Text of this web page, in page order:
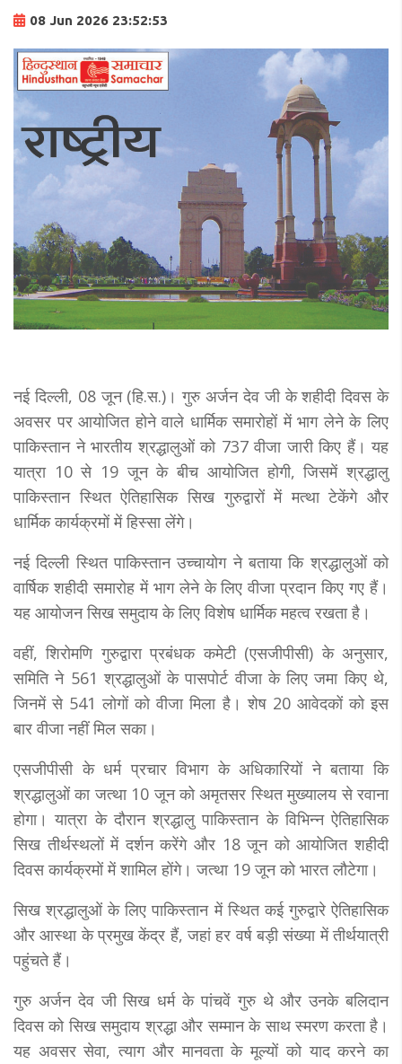
08 Jun 2026 23:52:53
नई दिल्ली, 08 जून (हि.स.)। गुरु अर्जन देव जी के शहीदी दिवस के
अवसर पर आयोजित होने वाले धार्मिक समारोहों में भाग लेने के लिए
पाकिस्तान ने भारतीय श्रद्धालुओं को 737 वीजा जारी किए हैं। यह
यात्रा 10 से 19 जून के बीच आयोजित होगी, जिसमें श्रद्धालु
पाकिस्तान स्थित ऐतिहासिक सिख गुरुद्वारों में मत्था टेकेंगे और
धार्मिक कार्यक्रमों में हिस्सा लेंगे।
नई दिल्ली स्थित पाकिस्तान उच्चायोग ने बताया कि श्रद्धालुओं को
वार्षिक शहीदी समारोह में भाग लेने के लिए वीजा प्रदान किए गए हैं।
यह आयोजन सिख समुदाय के लिए विशेष धार्मिक महत्व रखता है।
वहीं, शिरोमणि गुरुद्वारा प्रबंधक कमेटी (एसजीपीसी) के अनुसार,
समिति ने 561 श्रद्धालुओं के पासपोर्ट वीजा के लिए जमा किए थे,
जिनमें से 541 लोगों को वीजा मिला है। शेष 20 आवेदकों को इस
बार वीजा नहीं मिल सका।
एसजीपीसी के धर्म प्रचार विभाग के अधिकारियों ने बताया कि
श्रद्धालुओं का जत्था 10 जून को अमृतसर स्थित मुख्यालय से रवाना
होगा। यात्रा के दौरान श्रद्धालु पाकिस्तान के विभिन्न ऐतिहासिक
सिख तीर्थस्थलों में दर्शन करेंगे और 18 जून को आयोजित शहीदी
दिवस कार्यक्रमों में शामिल होंगे। जत्था 19 जून को भारत लौटेगा।
सिख श्रद्धालुओं के लिए पाकिस्तान में स्थित कई गुरुद्वारे ऐतिहासिक
और आस्था के प्रमुख केंद्र हैं, जहां हर वर्ष बड़ी संख्या में तीर्थयात्री
पहुंचते हैं।
गुरु अर्जन देव जी सिख धर्म के पांचवें गुरु थे और उनके बलिदान
दिवस को सिख समुदाय श्रद्धा और सम्मान के साथ स्मरण करता है।
यह अवसर सेवा, त्याग और मानवता के मूल्यों को याद करने का